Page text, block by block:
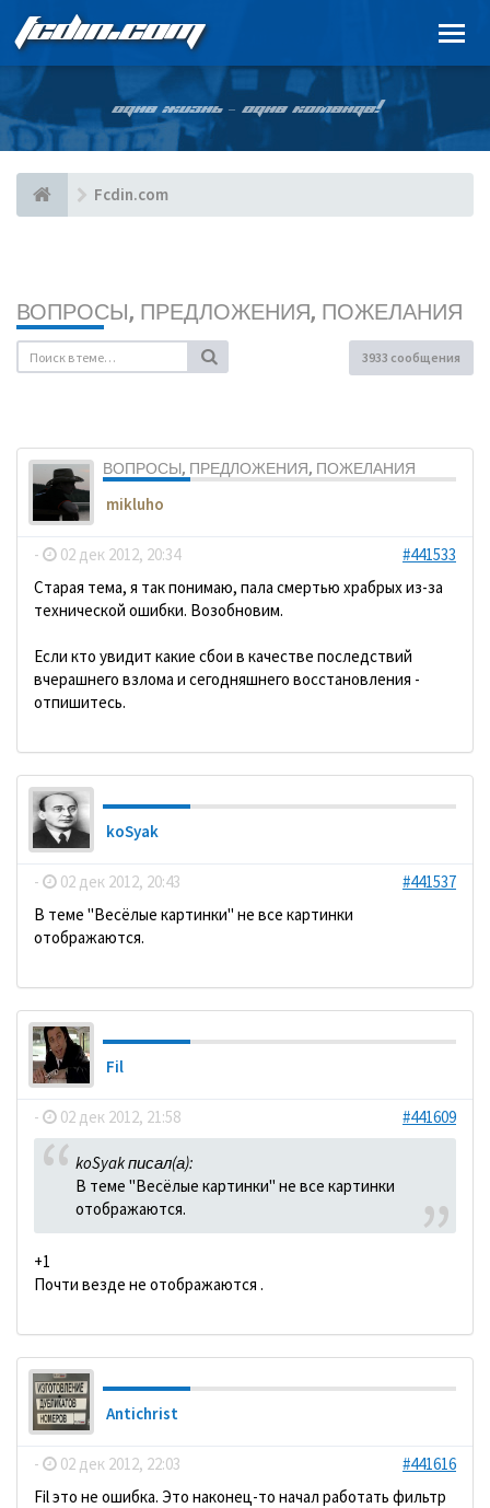
FCDIN.COM
ОДНА ЖИЗНЬ – ОДНА КОМАНДА!
Fcdin.com
ВОПРОСЫ, ПРЕДЛОЖЕНИЯ, ПОЖЕЛАНИЯ
3933 сообщения
ВОПРОСЫ, ПРЕДЛОЖЕНИЯ, ПОЖЕЛАНИЯ
mikluho
- 02 дек 2012, 20:34
#441533
Старая тема, я так понимаю, пала смертью храбрых из-за
технической ошибки. Возобновим.
Если кто увидит какие сбои в качестве последствий
вчерашнего взлома и сегодняшнего восстановления -
отпишитесь.
koSyak
- 02 дек 2012, 20:43
#441537
В теме "Весёлые картинки" не все картинки
отображаются.
Fil
- 02 дек 2012, 21:58 #441609
koSyak писал(а):
В теме "Весёлые картинки" не все картинки
отображаются.
+1
Почти везде не отображаются .
Antichrist
- 02 дек 2012, 22:03
#441616
Fil это не ошибка. Это наконец-то начал работать фильтр